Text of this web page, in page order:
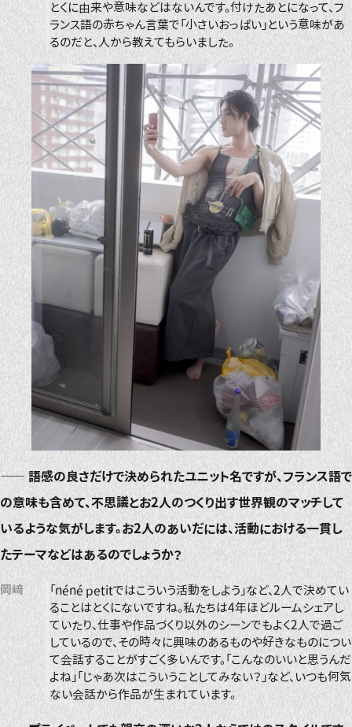
とくに由来や意味などはないんです。付けたあとになって、フ
ランス語の赤ちゃん言葉で「小さいおっぱい」という意味があ
るのだと、人から教えてもらいました。
―― 語感の良さだけで決められたユニット名ですが、フランス語で
の意味も含めて、不思議とお2人のつくり出す世界観のマッチして
いるような気がします。お2人のあいだには、活動における一貫し
たテーマなどはあるのでしょうか？
岡﨑
「néné petitではこういう活動をしよう」など、2人で決めてい
ることはとくにないですね。私たちは4年ほどルームシェアし
ていたり、仕事や作品づくり以外のシーンでもよく2人で過ご
しているので、その時々に興味のあるものや好きなものについ
て会話することがすごく多いんです。「こんなのいいと思うんだ
よね」「じゃあ次はこういうことしてみない？」など、いつも何気
ない会話から作品が生まれています。